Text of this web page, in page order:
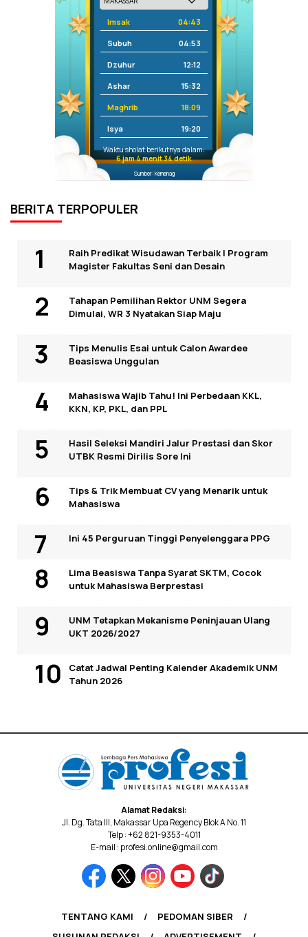
Imsak 04:43
Subuh 04:53
Dzuhur 12:12
Ashar 15:32
Maghrib 18:09
Isya 19:20
Waktu sholat berikutnya dalam:
6 jam 4 menit 34 detik
Sumber: Kemenag
BERITA TERPOPULER
Raih Predikat Wisudawan Terbaik I Program
Magister Fakultas Seni dan Desain
Tahapan Pemilihan Rektor UNM Segera
Dimulai, WR 3 Nyatakan Siap Maju
Tips Menulis Esai untuk Calon Awardee
Beasiswa Unggulan
Mahasiswa Wajib Tahu! Ini Perbedaan KKL,
KKN, KP, PKL, dan PPL
Hasil Seleksi Mandiri Jalur Prestasi dan Skor
UTBK Resmi Dirilis Sore Ini
Tips & Trik Membuat CV yang Menarik untuk
Mahasiswa
Ini 45 Perguruan Tinggi Penyelenggara PPG
Lima Beasiswa Tanpa Syarat SKTM, Cocok
untuk Mahasiswa Berprestasi
UNM Tetapkan Mekanisme Peninjauan Ulang
UKT 2026/2027
Catat Jadwal Penting Kalender Akademik UNM
Tahun 2026
Alamat Redaksi:
Jl. Dg. Tata III, Makassar Upa Regency Blok A No. 11
Telp : +62 821-9353-4011
E-mail : profesi.online@gmail.com
TENTANG KAMI
PEDOMAN SIBER